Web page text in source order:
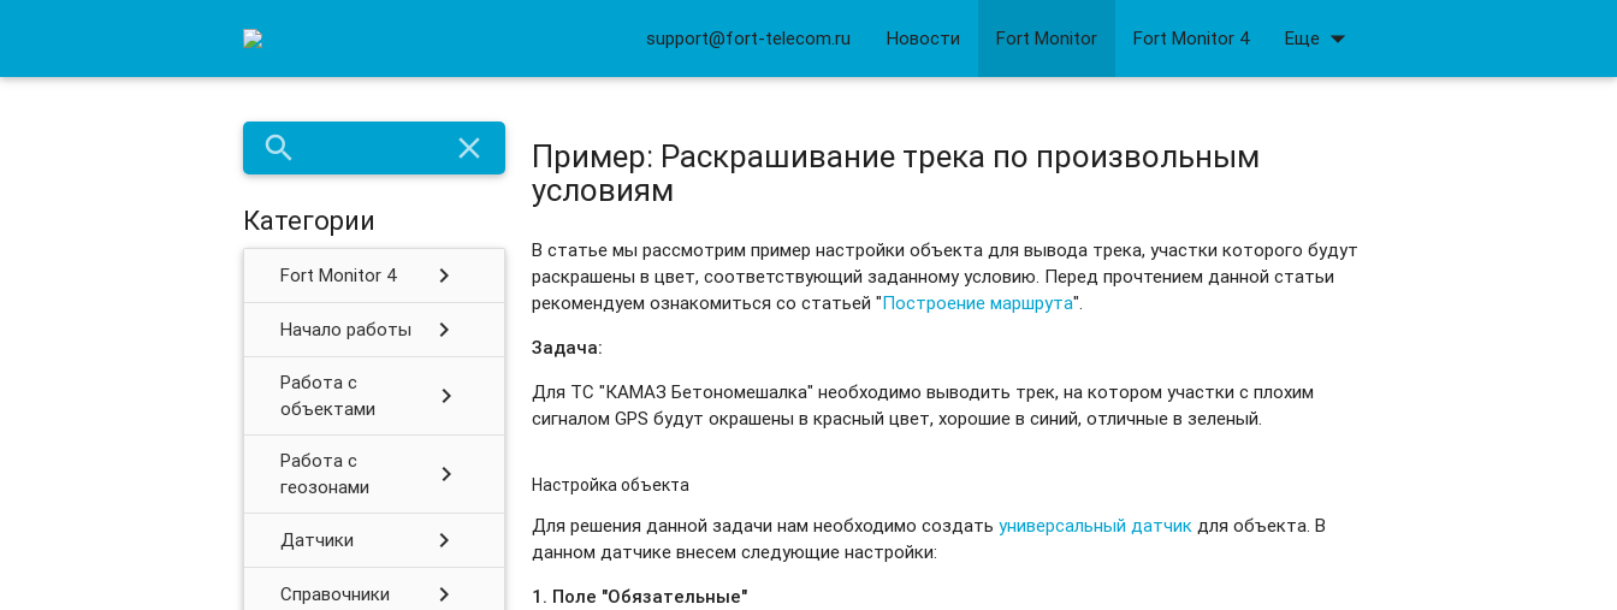
support@fort-telecom.ru Новости Fort Monitor Fort Monitor 4 Еще arrow_drop_down
search close
Категории
Fort Monitor 4 chevron_right
Начало работы chevron_right
Работа с
объектами
chevron_right
Работа с
геозонами
chevron_right
Датчики chevron_right
Справочники chevron_right
Пример: Раскрашивание трека по произвольным
условиям
В статье мы рассмотрим пример настройки объекта для вывода трека, участки которого будут
раскрашены в цвет, соответствующий заданному условию. Перед прочтением данной статьи
рекомендуем ознакомиться со статьей "Построение маршрута".
Задача:
Для ТС "КАМАЗ Бетономешалка" необходимо выводить трек, на котором участки с плохим
сигналом GPS будут окрашены в красный цвет, хорошие в синий, отличные в зеленый.
Настройка объекта
Для решения данной задачи нам необходимо создатьуниверсальный датчик для объекта. В
данном датчике внесем следующие настройки:
1. Поле "Обязательные"